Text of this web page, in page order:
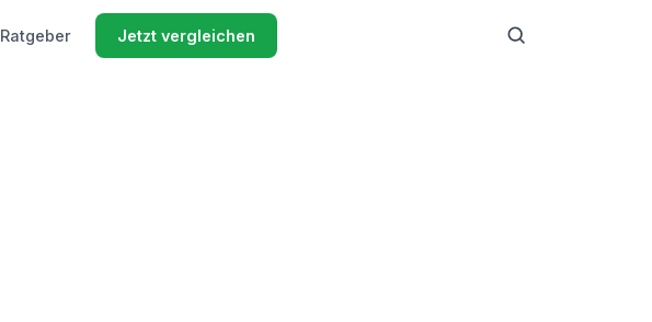
Ratgeber Jetzt vergleichen